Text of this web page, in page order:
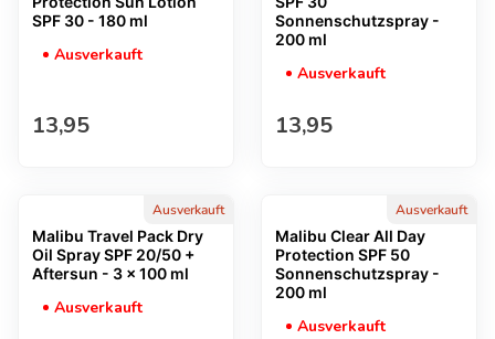
SPF 30 - 180 ml
Ausverkauft
Regulärer Preis
13,95
Sonnenschutzspray -
200 ml
Ausverkauft
Regulärer Preis
13,95
Ausverkauft
Malibu Travel Pack Dry
Oil Spray SPF 20/50 +
Aftersun - 3 x 100 ml
Ausverkauft
Ausverkauft
Malibu Clear All Day
Protection SPF 50
Sonnenschutzspray -
200 ml
Ausverkauft